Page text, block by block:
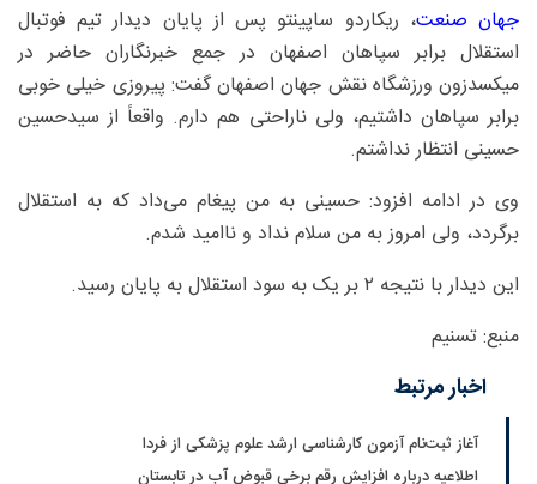
جهان صنعت، ریکاردو ساپینتو پس از پایان دیدار تیم فوتبال
استقلال برابر سپاهان اصفهان در جمع خبرنگاران حاضر در
میکسدزون ورزشگاه نقش جهان اصفهان گفت: پیروزی خیلی خوبی
برابر سپاهان داشتیم، ولی ناراحتی هم دارم. واقعاً از سیدحسین
حسینی انتظار نداشتم.
وی در ادامه افزود: حسینی به من پیغام می‌داد که به استقلال
برگردد، ولی امروز به من سلام نداد و ناامید شدم.
این دیدار با نتیجه ۲ بر یک به سود استقلال به پایان رسید.
منبع: تسنیم
اخبار مرتبط
آغاز ثبت‌نام‌ آزمون کارشناسی ارشد علوم پزشکی از فردا
اطلاعیه درباره افزایش رقم برخی قبوض آب در تابستان